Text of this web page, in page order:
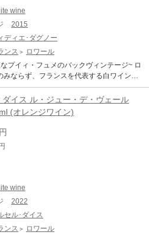
かれ、1063年に最初に葡萄が植えられた。
ス革命によって、畑と建物は民間の手に渡
ツのオーナー家が所有した。当主のラロッ
年からサヴニエール村でワイン造りを始
この“ロッシュ・オー・モワンヌ”最高の区
2代目女性当主テッサ・ラロッシュ。母の代
性当主がこの偉大な歴史をもつドメーヌを
アペラシオンのうち、最上とされる斜面の
に12haを所有する。土壌は花崗岩のシスト
い芯を与える一方、日中の熱を吸収し、夜
放出して畑を暖める。機械による収穫が主
い、シュナン・ブランは同じ区画でも成熟
醸造においては、イノックス加工のコンク
で発酵を行い、マロラクティック発酵は行
損なぬために、新樽発酵は行わない。 モ
り高価であった伝説の特級格「ロッシュ・
wine
2015
ディエ･ダグノー
ンス
ロワール
プイィ・フュメのバックヴィンテージ~ ロ
みならず、フランスを代表する白ワインの
知られるディディエ・ダグノー。 現在は息
マンが蔵を引き継ぎ、先代から変わらない
重視した、ヴィンテージごとの個性やテロ
かり表現したワイン造りを行っています。
ラン村の標高の高い南向き斜面の畑から生
ュール・サン。白桃やエルダーフラワー、
に芳醇な2015年の性格とミネラルが加わり
長さとエキス分の高さは流石の一言。 ●裏
良好です。
ダイス ル・ジュー・デ・ヴェール
(オレンジワイン)
円
円
wine
2022
セル･ダイス
ンス
ロワール